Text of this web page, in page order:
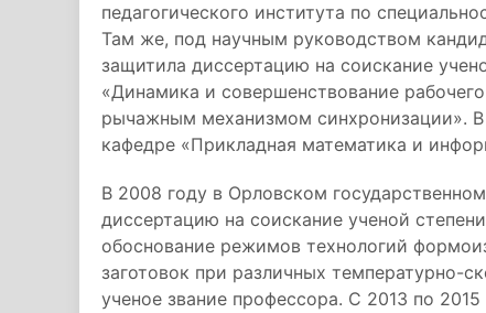
педагогического института по
Там же, под научным руководством
защитила диссертацию на соискание
«Динамика и совершенствование
рычажным механизмом синхронизации». В
кафедре «Прикладная математика и
В 2008 году в Орловском
диссертацию на соискание ученой
обоснование режимов технологий
заготовок при различных температурно-
ученое звание профессора. С 2013 по